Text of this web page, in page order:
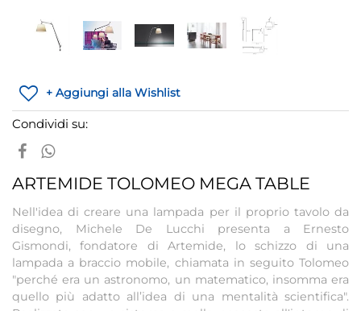
+ Aggiungi alla Wishlist
Condividi su:
ARTEMIDE TOLOMEO MEGA TABLE
Nell'idea di creare una lampada per il proprio tavolo da
disegno, Michele De Lucchi presenta a Ernesto
Gismondi, fondatore di Artemide, lo schizzo di una
lampada a braccio mobile, chiamata in seguito Tolomeo
"perché era un astronomo, un matematico, insomma era
quello più adatto all’idea di una mentalità scientifica".